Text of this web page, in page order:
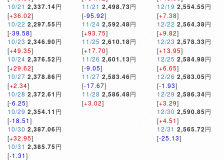
10/21 2,337.14円
[+36.02]
10/22 2,297.55円
[-39.58]
10/23 2,346.90円
[+49.35]
10/24 2,376.52円
[+29.62]
10/27 2,378.86円
[+2.34]
10/28 2,372.61 円
[-6.25]
10/29 2,354.11 円
[-18.51]
10/30 2,387.06円
[+32.95]
10/31 2,385.75円
[-1.31]
11/21 2,498.73円
[-95.92]
11/24 2,592.48円
[+93.75]
11/25 2,610.18円
[+17.70]
11/26 2,601.13円
[-9.05]
11/27 2,583.46円
[-17.67]
11/28 2,586.48円
[+3.02]
12/19 2,554.55円
[+7.38]
12/22 2,564.38円
[+9.82]
12/23 2,578.33円
[+13.95]
12/25 2,584.98円
[+6.65]
12/26 2,583.05円
[-1.93]
12/29 2,586.34円
[+3.29]
12/30 2,590.85円
[+4.51]
12/31 2,565.72円
[-25.13]